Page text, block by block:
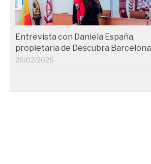
Entrevista con Daniela España,
propietaria de Descubra Barcelona
26/02/2025